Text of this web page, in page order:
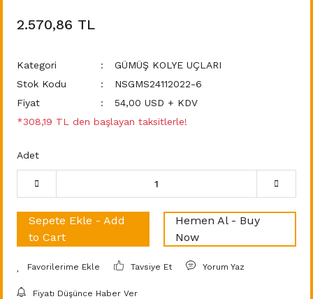
2.570,86 TL
Kategori
GÜMÜŞ KOLYE UÇLARI
Stok Kodu
NSGMS24112022-6
Fiyat
54,00 USD + KDV
*308,19 TL den başlayan taksitlerle!
Adet
Sepete Ekle - Add
to Cart
Hemen Al - Buy
Now
Tavsiye Et Yorum Yaz
Fiyatı Düşünce Haber Ver